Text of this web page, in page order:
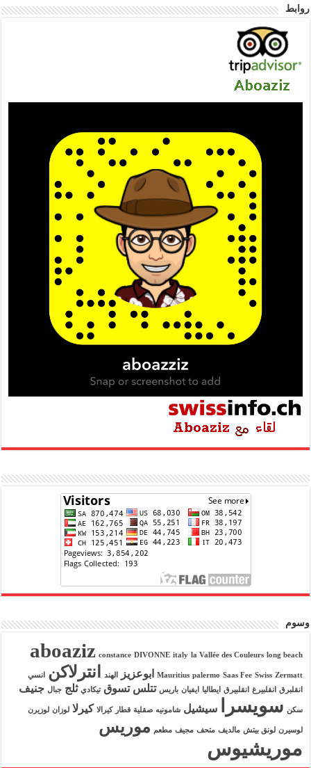
روابط
وسوم
aboaziz constance DIVONNE italy la Vallée des Couleurs long beach
Mauritius palermo Saas Fee Swiss Zermatt ابوعزيز الهند انترلاكن
انسي
انقلبرق
انقلبيرغ انقلبيرق ايطاليا ايفيان باريس تتلس تسوق تيكادي ثلج جبال جنيف
سكن سويسرا سيشيل شامونيه صقلية قطار كيرالا كيرلا لوزان لوزيرن
لوسيرن لونق بيتش مالديف متحف مجيف مطعم موريس
موريشيوس